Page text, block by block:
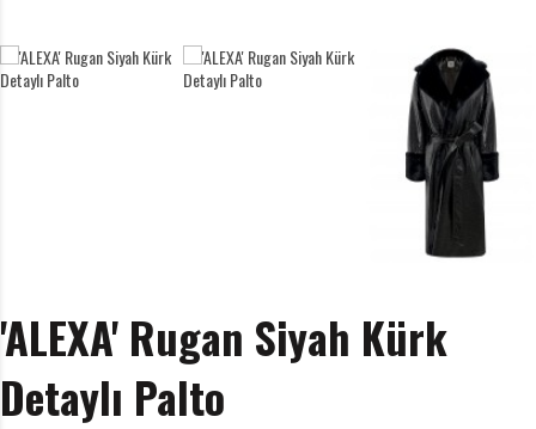
'ALEXA' Rugan Siyah Kürk
Detaylı Palto